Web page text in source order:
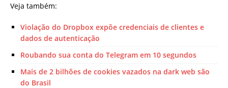
Veja também:
Violação do Dropbox expõe credenciais de clientes e
dados de autenticação
Roubando sua conta do Telegram em 10 segundos
Mais de 2 bilhões de cookies vazados na dark web são
do Brasil